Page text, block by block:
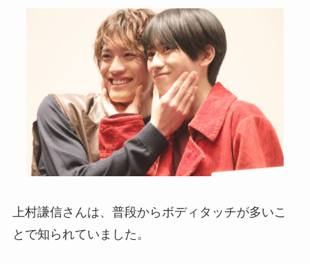
上村謙信さんは、普段からボディタッチが多いこ
とで知られていました。